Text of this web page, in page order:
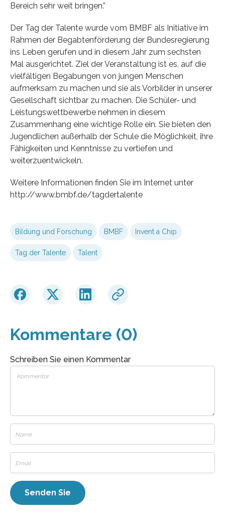
Bereich sehr weit bringen.”
Der Tag der Talente wurde vom BMBF als Initiative im
Rahmen der Begabtenförderung der Bundesregierung
ins Leben gerufen und in diesem Jahr zum sechsten
Mal ausgerichtet. Ziel der Veranstaltung ist es, auf die
vielfältigen Begabungen von jungen Menschen
aufmerksam zu machen und sie als Vorbilder in unserer
Gesellschaft sichtbar zu machen. Die Schüler- und
Leistungswettbewerbe nehmen in diesem
Zusammenhang eine wichtige Rolle ein. Sie bieten den
Jugendlichen außerhalb der Schule die Möglichkeit, ihre
Fähigkeiten und Kenntnisse zu vertiefen und
weiterzuentwickeln.
Weitere Informationen finden Sie im Internet unter
http://www.bmbf.de/tagdertalente
Bildung und Forschung BMBF Invent a Chip
Tag der Talente Talent
Kommentare (0)
Schreiben Sie einen Kommentar